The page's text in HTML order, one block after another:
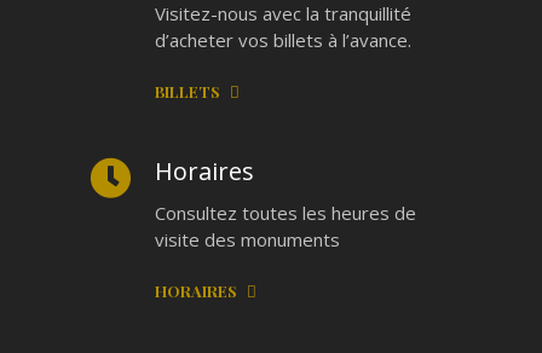
Visitez-nous avec la tranquillité
d’acheter vos billets à l’avance.
BILLETS
Horaires
Consultez toutes les heures de
visite des monuments
HORAIRES